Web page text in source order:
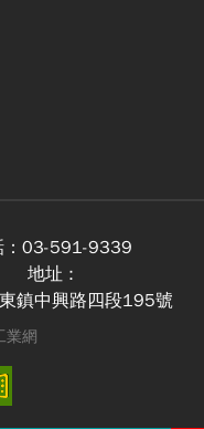
03-591-9339
地址 :
鎮中興路四段195號
業網